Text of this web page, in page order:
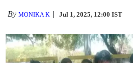
ByMONIKA K Jul 1, 2025, 12:00 IST